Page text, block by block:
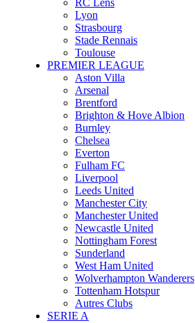
RC Lens
Lyon
Strasbourg
Stade Rennais
Toulouse
PREMIER LEAGUE
Aston Villa
Arsenal
Brentford
Brighton & Hove Albion
Burnley
Chelsea
Everton
Fulham FC
Liverpool
Leeds United
Manchester City
Manchester United
Newcastle United
Nottingham Forest
Sunderland
West Ham United
Wolverhampton Wanderers
Tottenham Hotspur
Autres Clubs
SERIE A